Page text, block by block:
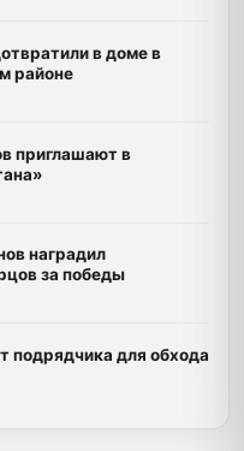
в доме в
районе
приглашают в
наградил
за победы
подрядчика для обхода